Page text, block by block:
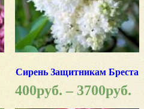
Сирень Защитникам Бреста
400руб. – 3700руб.